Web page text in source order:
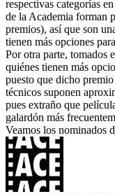
respectivas categorías
de la Academia forman
premios), así que son
tienen más opciones
Por otra parte, tomados
quiénes tienen más
puesto que dicho
técnicos suponen
pues extraño que
galardón más
Veamos los nominados